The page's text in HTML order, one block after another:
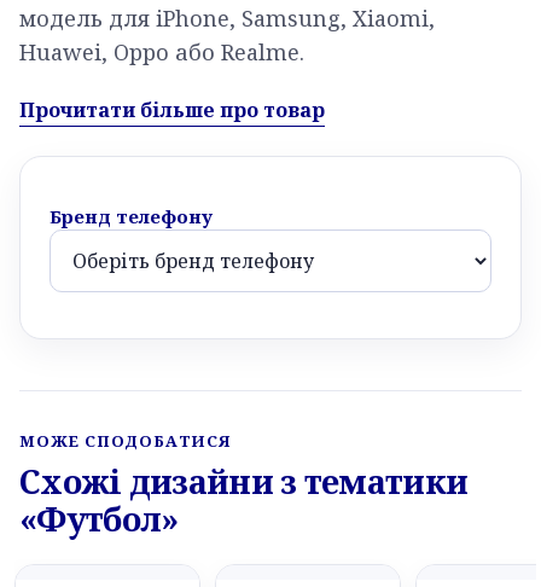
модель для iPhone, Samsung, Xiaomi,
Huawei, Oppo або Realme.
Прочитати більше про товар
Бренд телефону
МОЖЕ СПОДОБАТИСЯ
Схожі дизайни з тематики
«Футбол»